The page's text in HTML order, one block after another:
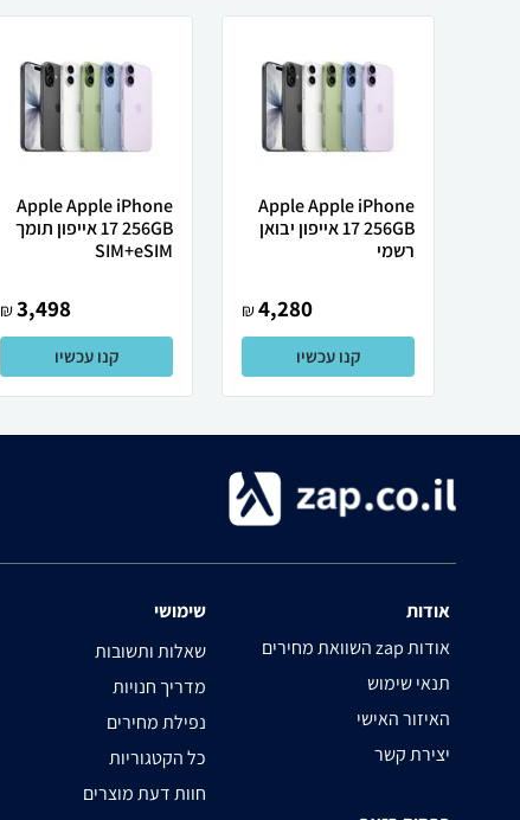
Apple Apple iPhone
17 256GB אייפון יבואן
רשמי
4,280
₪
קנו עכשיו
Apple Apple iPhone
17 256GB אייפון תומך
SIM+eSIM
3,498
₪
קנו עכשיו
אודות
השוואת מחירים zap אודות
תנאי שימוש
האיזור האישי
יצירת קשר
שימושי
שאלות ותשובות
מדריך חנויות
נפילת מחירים
כל הקטגוריות
חוות דעת מוצרים